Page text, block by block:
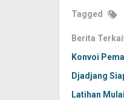
Tagged
Berita
Konvoi
Djadjang
Latihan